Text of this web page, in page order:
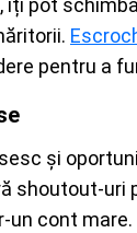
îți pot
pentru a
și
shoutout-uri
un cont